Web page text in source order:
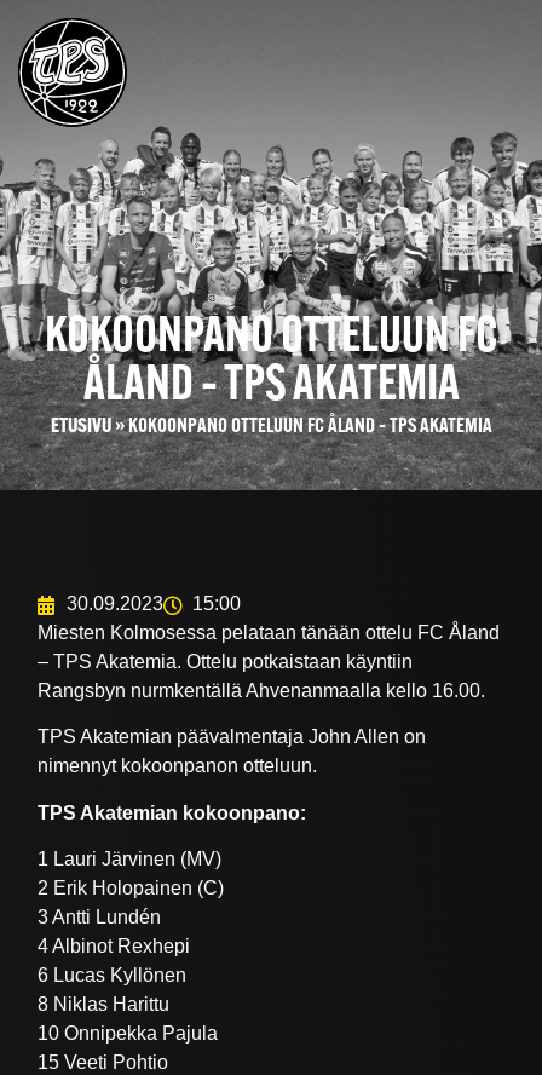
KOKOONPANO OTTELUUN FC
ÅLAND – TPS AKATEMIA
ETUSIVU»KOKOONPANO OTTELUUN FC ÅLAND – TPS AKATEMIA
30.09.2023
15:00
Miesten Kolmosessa pelataan tänään ottelu FC Åland
– TPS Akatemia. Ottelu potkaistaan käyntiin
Rangsbyn nurmkentällä Ahvenanmaalla kello 16.00.
TPS Akatemian päävalmentaja John Allen on
nimennyt kokoonpanon otteluun.
TPS Akatemian kokoonpano:
1 Lauri Järvinen (MV)
2 Erik Holopainen (C)
3 Antti Lundén
4 Albinot Rexhepi
6 Lucas Kyllönen
8 Niklas Harittu
10 Onnipekka Pajula
15 Veeti Pohtio